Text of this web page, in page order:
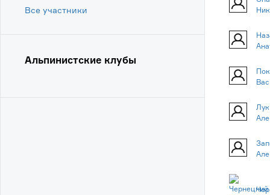
Все участники
Альпинистские клубы